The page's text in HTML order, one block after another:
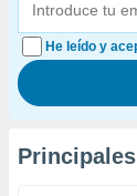
He leído y